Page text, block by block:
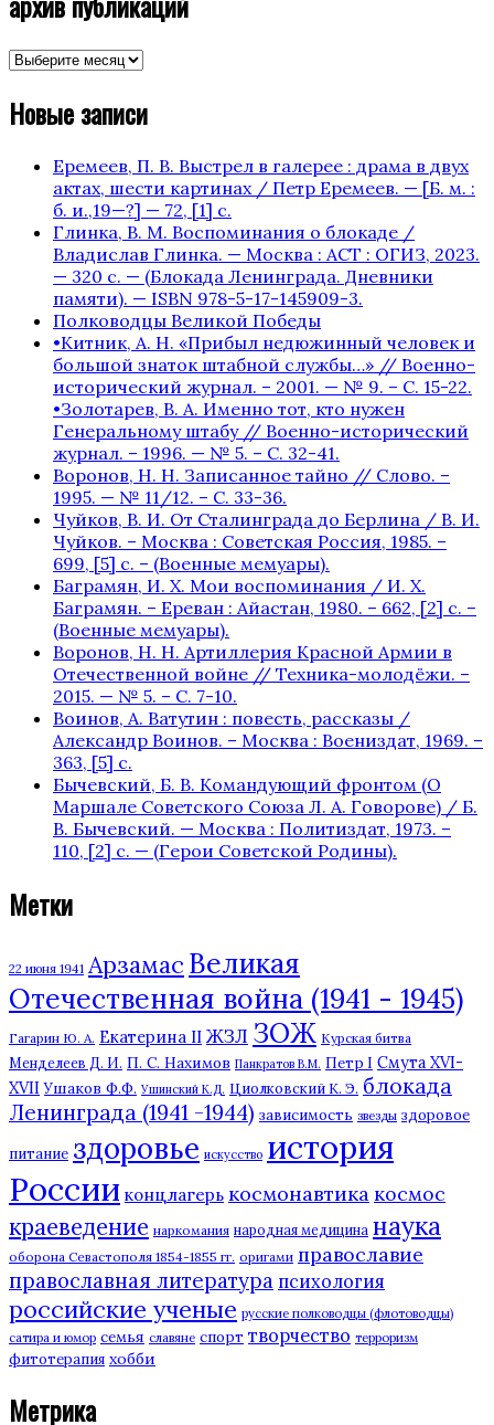
архив
Новые записи
Еремеев, П. В. Выстрел в галерее : драма в двух
актах, шести картинах / Петр Еремеев. — [Б. м. :
б. и.,19—?] — 72, [1] с.
Глинка, В. М. Воспоминания о блокаде /
Владислав Глинка. — Москва : АСТ : ОГИЗ, 2023.
— 320 с. — (Блокада Ленинграда. Дневники
памяти). — ISBN 978-5-17-145909-3.
Полководцы Великой Победы
•Китник, А. Н. «Прибыл недюжинный человек и
большой знаток штабной службы…» // Военно-
исторический журнал. – 2001. — № 9. – С. 15-22.
•Золотарев, В. А. Именно тот, кто нужен
Генеральному штабу // Военно-исторический
журнал. – 1996. — № 5. – С. 32-41.
Воронов, Н. Н. Записанное тайно // Слово. –
1995. — № 11/12. – С. 33-36.
Чуйков, В. И. От Сталинграда до Берлина / В. И.
Чуйков. – Москва : Советская Россия, 1985. –
699, [5] с. – (Военные мемуары).
Баграмян, И. Х. Мои воспоминания / И. Х.
Баграмян. – Ереван : Айастан, 1980. – 662, [2] c. –
(Военные мемуары).
Воронов, Н. Н. Артиллерия Красной Армии в
Отечественной войне // Техника-молодёжи. –
2015. — № 5. – С. 7-10.
Воинов, А. Ватутин : повесть, рассказы /
Александр Воинов. – Москва : Воениздат, 1969. –
363, [5] с.
Бычевский, Б. В. Командующий фронтом (О
Маршале Советского Союза Л. А. Говорове) / Б.
В. Бычевский. — Москва : Политиздат, 1973. –
110, [2] с. — (Герои Советской Родины).
Метки
22 июня 1941 Арзамас Великая
Отечественная война (1941 - 1945)
Гагарин Ю. А. Екатерина II ЖЗЛ ЗОЖ Курская битва
Менделеев Д. И. П. С. Нахимов Панкратов В.М. Петр I Смута XVI-
XVII Ушаков Ф.Ф. Ушинский К.Д. Циолковский К. Э. блокада
Ленинграда (1941 -1944) зависимость звезды здоровое
питание здоровье искусство история
России концлагерь космонавтика космос
краеведение наркомания народная медицина наука
оборона Севастополя 1854-1855 гг. оригами православие
православная литература психология
российские ученые русские полководцы (флотоводцы)
сатира и юмор семья славяне спорт творчество терроризм
фитотерапия хобби
Метрика